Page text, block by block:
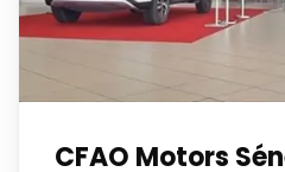
CFAO Motors